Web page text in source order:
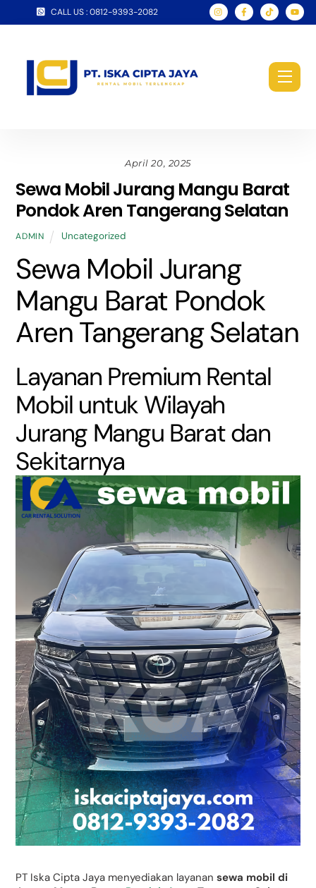
CALL US : 0812-9393-2082
April 20, 2025
Sewa Mobil Jurang Mangu Barat
Pondok Aren Tangerang Selatan
ADMIN Uncategorized
Sewa Mobil Jurang
Mangu Barat Pondok
Aren Tangerang Selatan
Layanan Premium Rental
Mobil untuk Wilayah
Jurang Mangu Barat dan
Sekitarnya
PT Iska Cipta Jaya menyediakan layanansewa mobil di